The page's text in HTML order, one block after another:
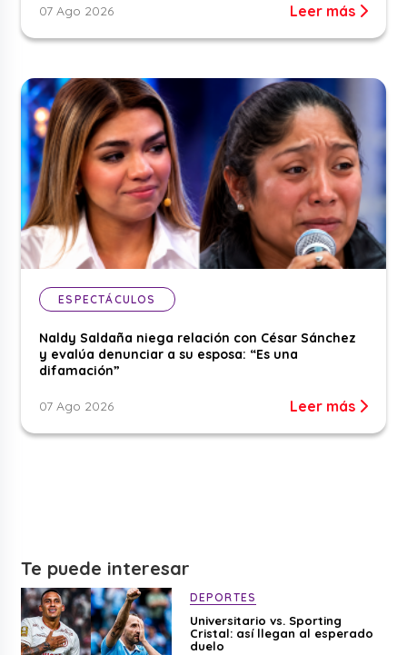
07 Ago 2026 Leer más
ESPECTÁCULOS
Naldy Saldaña niega relación con César Sánchez
y evalúa denunciar a su esposa: “Es una
difamación”
07 Ago 2026 Leer más
Te puede interesar
DEPORTES
Universitario vs. Sporting
Cristal: así llegan al esperado
duelo